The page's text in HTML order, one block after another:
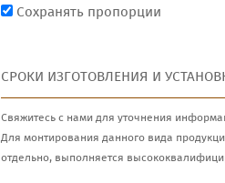
Сохранять пропорции
СРОКИ ИЗГОТОВЛЕНИЯ И
Свяжитесь с нами для уточнения
Для монтирования данного вида
отдельно, выполняется